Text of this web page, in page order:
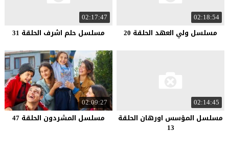
02:18:54
مسلسل ولي العهد الحلقة 20
02:17:47
مسلسل حلم اشرف الحلقة 31
02:14:45
مسلسل المؤسس اورهان الحلقة
13
02:09:27
مسلسل المشردون الحلقة 47